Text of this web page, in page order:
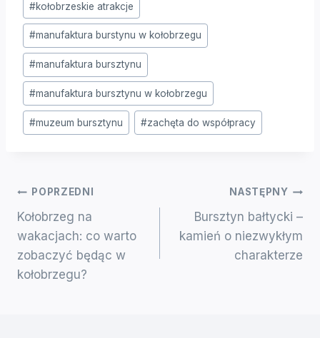
#kołobrzeskie atrakcje
#manufaktura burstynu w kołobrzegu
#manufaktura bursztynu
#manufaktura bursztynu w kołobrzegu
#muzeum bursztynu #zachęta do współpracy
Nawigacja
Wpisu
POPRZEDNI
Kołobrzeg na
wakacjach: co warto
zobaczyć będąc w
kołobrzegu?
NASTĘPNY
Bursztyn bałtycki –
kamień o niezwykłym
charakterze